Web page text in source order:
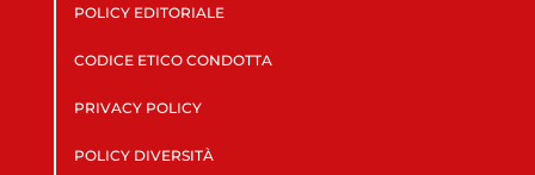
POLICY EDITORIALE
CODICE ETICO CONDOTTA
PRIVACY POLICY
POLICY DIVERSITÀ